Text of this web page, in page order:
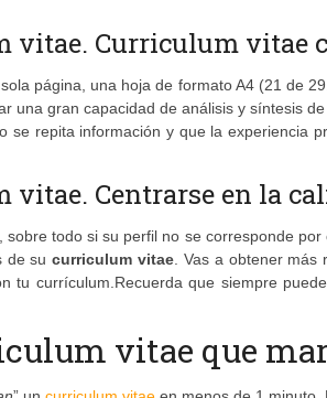
vitae. Curriculum vitae
página, una hoja de formato A4 (21 de
una gran capacidad de análisis y síntesis
se repita información y que la experiencia
vitae. Centrarse en la
todo si su perfil no se corresponde
de sucurriculum vitae. Vas a obtener más
tu currículum.Recuerda que siempre
vitae que